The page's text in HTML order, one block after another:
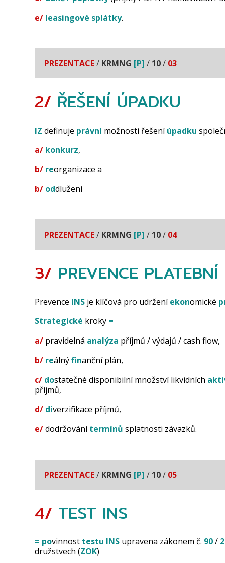
e/ leasingové splátky.
PREZENTACE/ KRMNG [P] / 10/ 03
2/ ŘEŠENÍ ÚPADKU
IZ definuje právnímožnosti řešeníúpadku
a/ konkurz,
b/ reorganizace a
b/ oddlužení
PREZENTACE/ KRMNG [P] / 10/ 04
3/ PREVENCE PLATEBNÍ
Prevence INSje klíčová pro udrženíekonomické
Strategické kroky =
a/pravidelná analýza příjmů / výdajů / cash flow,
b/ reálnýfinanční plán,
c/ dostatečné disponibilní množství likvidních
příjmů,
d/ diverzifikace příjmů,
e/dodržovánítermínů splatnosti závazků.
PREZENTACE/ KRMNG [P] / 10/ 05
4/ TEST INS
= povinnost testu INSupravena zákonem č. 90/
družstvech (ZOK)